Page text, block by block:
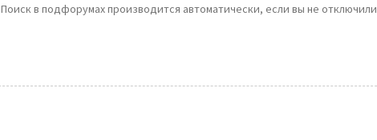
в подфорумах производится автоматически, если вы не отключили